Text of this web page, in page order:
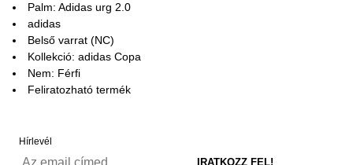
Palm: Adidas urg 2.0
adidas
Belső varrat (NC)
Kollekció: adidas Copa
Nem: Férfi
Feliratozható termék
Hírlevél